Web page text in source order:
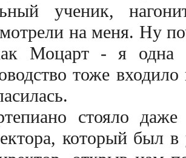
ученик,
на меня. Ну
Моцарт - я одна
тоже
стояло
который был в